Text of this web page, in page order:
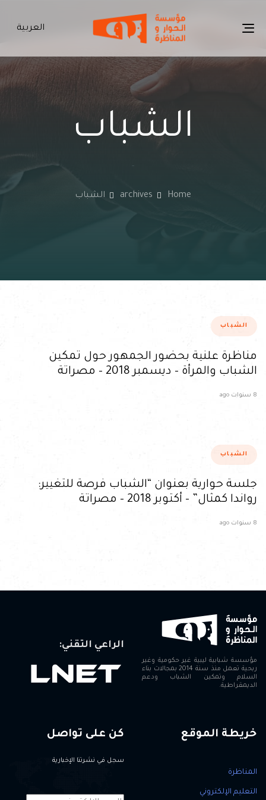
العربية
Toggle
الشباب
-
Home
archives الشباب
الشباب
مناظرة علنية بحضور الجمهور حول تمكين
الشباب والمرأة – ديسمبر 2018 – مصراتة
8 سنوات ago
الشباب
جلسة حوارية بعنوان “الشباب فرصة للتغيير:
رواندا كمثال” – أكتوبر 2018 – مصراتة
8 سنوات ago
مؤسسة شبابية ليبية غير حكومية وغير
ربحية تعمل منذ سنة 2014 بمجالات بناء
السلام وتمكين الشباب ودعم
الديمقراطية.
الراعي التقني:
خريطة الموقع
المناظرة
التعليم الإلكتروني
كن على تواصل
سجل في نشرتنا الإخبارية